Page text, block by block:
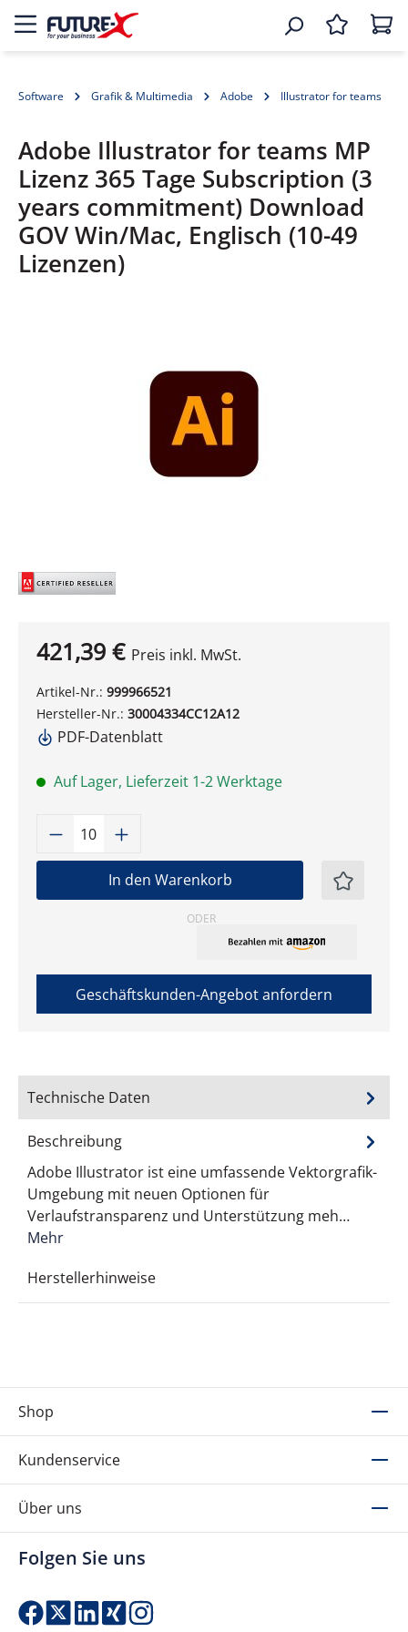
Software Grafik & Multimedia Adobe Illustrator for teams
Adobe Illustrator for teams MP
Lizenz 365 Tage Subscription (3
years commitment) Download
GOV Win/Mac, Englisch (10-49
Lizenzen)
421,39 € Preis inkl. MwSt.
Artikel-Nr.: 999966521
Hersteller-Nr.: 30004334CC12A12
PDF-Datenblatt
Auf Lager, Lieferzeit 1-2 Werktage
Produkt Anzahl: Gib den
In den Warenkorb
ODER
Geschäftskunden-Angebot anfordern
Technische Daten
Beschreibung
Adobe Illustrator ist eine umfassende Vektorgrafik-
Umgebung mit neuen Optionen für
Verlaufstransparenz und Unterstützung meh…
Mehr
Herstellerhinweise
Shop
Kundenservice
Über uns
Folgen Sie uns